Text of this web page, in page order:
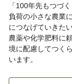
「100年先もつづ
負荷の小さな農業
につなげていきた
農薬や化学肥料に
境に配慮してつく
います。